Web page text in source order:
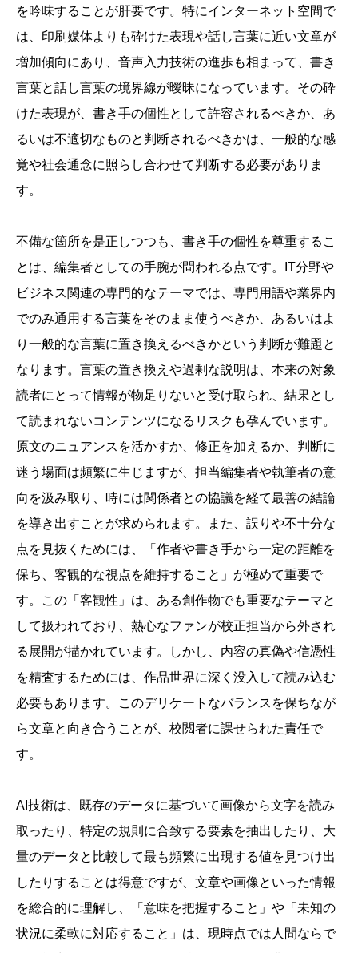
を吟味することが肝要です。特にインターネット空間で
は、印刷媒体よりも砕けた表現や話し言葉に近い文章が
増加傾向にあり、音声入力技術の進歩も相まって、書き
言葉と話し言葉の境界線が曖昧になっています。その砕
けた表現が、書き手の個性として許容されるべきか、あ
るいは不適切なものと判断されるべきかは、一般的な感
覚や社会通念に照らし合わせて判断する必要がありま
す。
不備な箇所を是正しつつも、書き手の個性を尊重するこ
とは、編集者としての手腕が問われる点です。IT分野や
ビジネス関連の専門的なテーマでは、専門用語や業界内
でのみ通用する言葉をそのまま使うべきか、あるいはよ
り一般的な言葉に置き換えるべきかという判断が難題と
なります。言葉の置き換えや過剰な説明は、本来の対象
読者にとって情報が物足りないと受け取られ、結果とし
て読まれないコンテンツになるリスクも孕んでいます。
原文のニュアンスを活かすか、修正を加えるか、判断に
迷う場面は頻繁に生じますが、担当編集者や執筆者の意
向を汲み取り、時には関係者との協議を経て最善の結論
を導き出すことが求められます。また、誤りや不十分な
点を見抜くためには、「作者や書き手から一定の距離を
保ち、客観的な視点を維持すること」が極めて重要で
す。この「客観性」は、ある創作物でも重要なテーマと
して扱われており、熱心なファンが校正担当から外され
る展開が描かれています。しかし、内容の真偽や信憑性
を精査するためには、作品世界に深く没入して読み込む
必要もあります。このデリケートなバランスを保ちなが
ら文章と向き合うことが、校閲者に課せられた責任で
す。
AI技術は、既存のデータに基づいて画像から文字を読み
取ったり、特定の規則に合致する要素を抽出したり、大
量のデータと比較して最も頻繁に出現する値を見つけ出
したりすることは得意ですが、文章や画像といった情報
を総合的に理解し、「意味を把握すること」や「未知の
状況に柔軟に対応すること」は、現時点では人間ならで